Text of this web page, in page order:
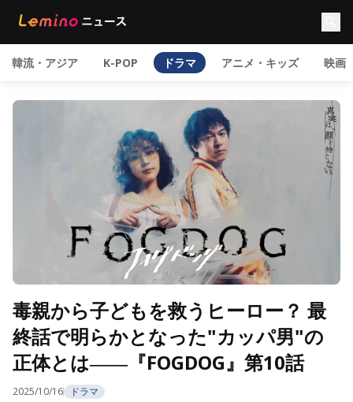
韓流・アジア K-POP ドラマ アニメ・キッズ 映画
毒親から子どもを救うヒーロー？ 最
終話で明らかとなった"カッパ男"の
正体とは――『FOGDOG』第10話
2025/10/16 ドラマ